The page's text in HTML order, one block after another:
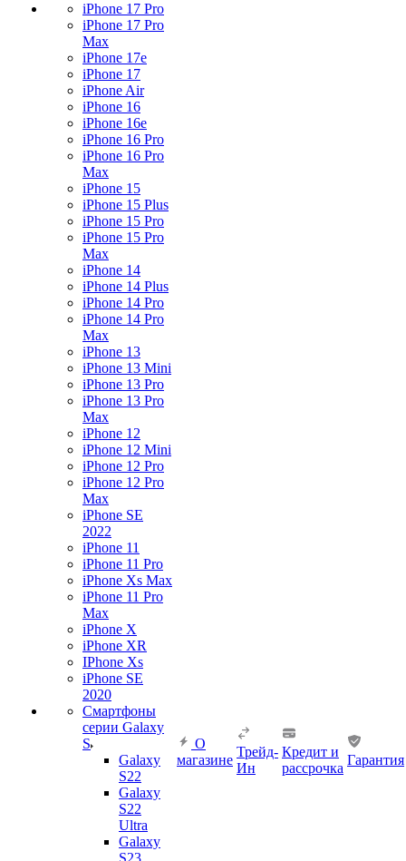
iPhone 17 Pro
iPhone 17 Pro
Max
iPhone 17e
iPhone 17
iPhone Air
iPhone 16
iPhone 16e
iPhone 16 Pro
iPhone 16 Pro
Max
iPhone 15
iPhone 15 Plus
iPhone 15 Pro
iPhone 15 Pro
Max
iPhone 14
iPhone 14 Plus
iPhone 14 Pro
iPhone 14 Pro
Max
iPhone 13
iPhone 13 Mini
iPhone 13 Pro
iPhone 13 Pro
Max
iPhone 12
iPhone 12 Mini
iPhone 12 Pro
iPhone 12 Pro
Max
iPhone SE
2022
iPhone 11
iPhone 11 Pro
iPhone Xs Max
iPhone 11 Pro
Max
iPhone X
iPhone XR
IPhone Xs
iPhone SE
2020
Смартфоны
серии Galaxy
S
Galaxy
S22
Galaxy
S22
Ultra
Galaxy
S23
О
магазине
Трейд-
Ин
Кредит и
рассрочка
Гарантия